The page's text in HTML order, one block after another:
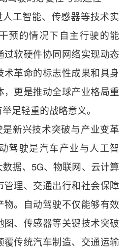
工智能、传感器等技术实
预的情况下自主行驶的能
过软硬件协同网络实现动态
革命的标志性成果和具身
，更是推动全球产业格局重
足轻重的战略意义。
新兴技术突破与产业变革
驾驶是汽车产业与人工智
据、5G、物联网、云计算
理、交通出行和社会保障
。自动驾驶不仅能够有效
图、传感器等关键技术突破
覆传统汽车制造、交通运输